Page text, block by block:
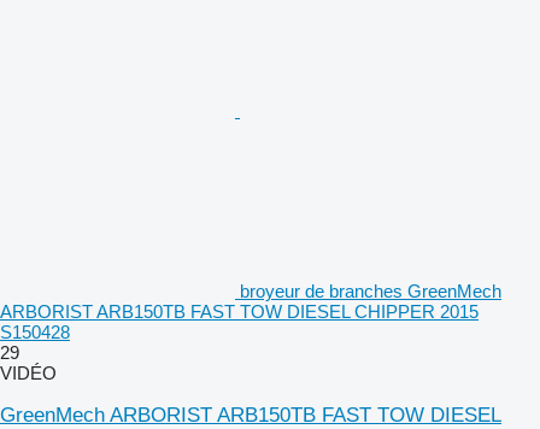
broyeur de branches GreenMech
ARBORIST ARB150TB FAST TOW DIESEL CHIPPER 2015
S150428
29
VIDÉO
GreenMech ARBORIST ARB150TB FAST TOW DIESEL